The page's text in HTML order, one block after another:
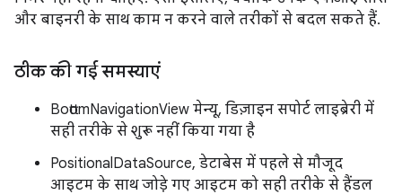
और बाइनरी के साथ काम न करने वाले तरीकों से बदल सकते हैं.
ठीक की गई समस्याएं
BottomNavigationView मेन्यू, डिज़ाइन सपोर्ट लाइब्रेरी में
सही तरीके से शुरू नहीं किया गया है
PositionalDataSource, डेटाबेस में पहले से मौजूद
आइटम के साथ जोड़े गए आइटम को सही तरीके से हैंडल